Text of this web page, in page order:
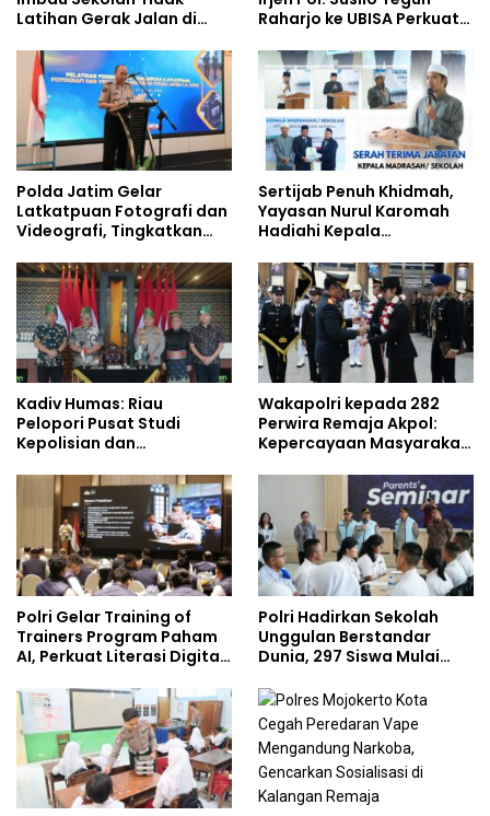
Latihan Gerak Jalan di
Raharjo ke UBISA Perkuat
Studi Kepolisian
Polda Jatim Gelar
Latkatpuan Fotografi dan
Videografi, Tingkatkan
Era Digital
Sertijab Penuh Khidmah,
Yayasan Nurul Karomah
Hadiahi Kepala
Umrah
Kadiv Humas: Riau
Pelopori Pusat Studi
Kepolisian dan
Policing Masuki Babak
Wakapolri kepada 282
Perwira Remaja Akpol:
Kepercayaan Masyarakat
Polri Gelar Training of
Trainers Program Paham
AI, Perkuat Literasi Digital
Polri Hadirkan Sekolah
Unggulan Berstandar
Dunia, 297 Siswa Mulai